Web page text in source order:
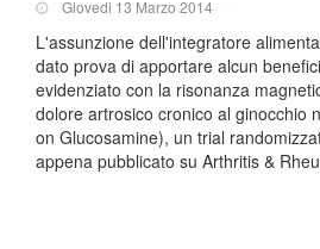
Giovedi 13 Marzo 2014
L'assunzione dell'integratore
dato prova di apportare alcun
evidenziato con la risonanza
dolore artrosico cronico al ginocchio
on Glucosamine), un trial
appena pubblicato su Arthritis &